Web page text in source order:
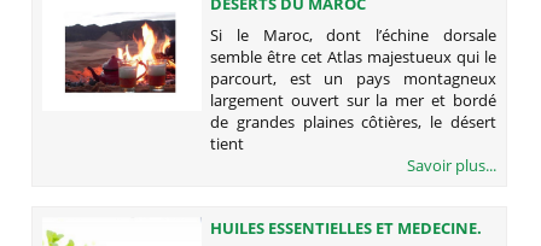
Si le Maroc, dont l’échine dorsale
semble être cet Atlas majestueux qui le
parcourt, est un pays montagneux
largement ouvert sur la mer et bordé
de grandes plaines côtières, le désert
tient
Savoir plus...
HUILES ESSENTIELLES ET MEDECINE.